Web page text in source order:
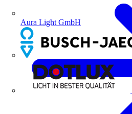
Aura Light GmbH